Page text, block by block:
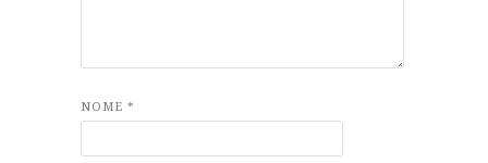
NOME *